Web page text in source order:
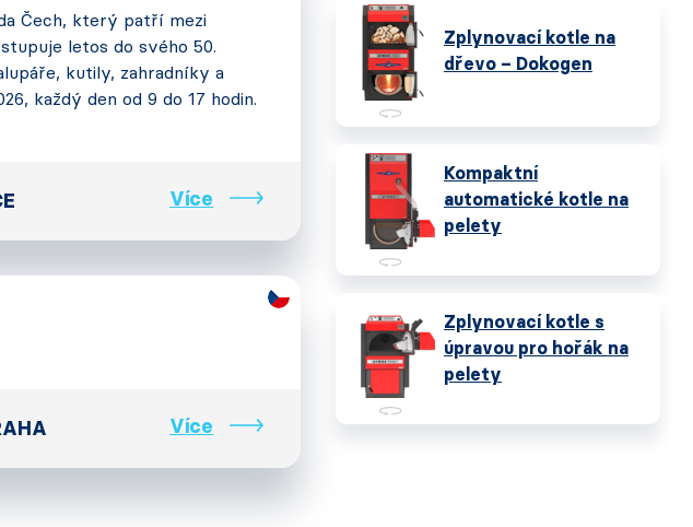
Čech, který patří mezi
letos do svého 50.
kutily, zahradníky a
každý den od 9 do 17 hodin.
Více
Více
Zplynovací kotle na
dřevo – Dokogen
Kompaktní
automatické kotle na
pelety
Zplynovací kotle s
úpravou pro hořák na
pelety